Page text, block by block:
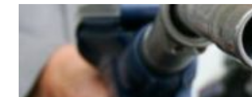
Ιός του Δυτικού
Συγκίνηση και